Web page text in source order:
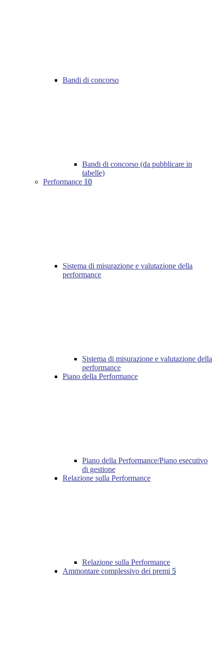
Bandi di concorso
Bandi di concorso (da pubblicare in
tabelle)
Performance 10
Sistema di misurazione e valutazione della
performance
Sistema di misurazione e valutazione della
performance
Piano della Performance
Piano della Performance/Piano esecutivo
di gestione
Relazione sulla Performance
Relazione sulla Performance
Ammontare complessivo dei premi 5